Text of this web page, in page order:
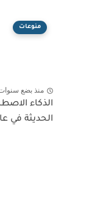
منوعات
منذ بضع
الذكاء
الحديثة في عام